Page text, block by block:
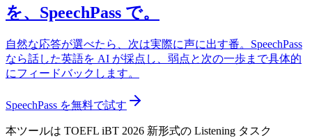
を、SpeechPass で。
自然な応答が選べたら、次は実際に声に出す番。SpeechPass
なら話した英語を AI が採点し、弱点と次の一歩まで具体的
にフィードバックします。
SpeechPass を無料で試す
本ツールは TOEFL iBT 2026 新形式の Listening タスク